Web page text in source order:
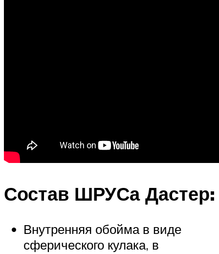
Состав ШРУСа Дастер:
Внутренняя обойма в виде
сферического кулака, в